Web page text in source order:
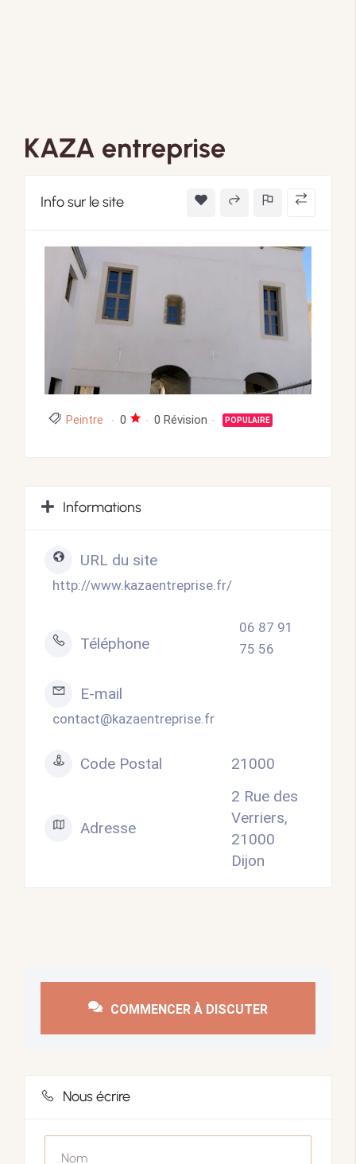
KAZA entreprise
Info sur le site
Peintre 0 0 Révision POPULAIRE
Informations
URL du site
http://www.kazaentreprise.fr/
Téléphone
06 87 91
75 56
E-mail
contact@kazaentreprise.fr
Code Postal 21000
Adresse
2 Rue des
Verriers,
21000
Dijon
COMMENCER À DISCUTER
Nous écrire